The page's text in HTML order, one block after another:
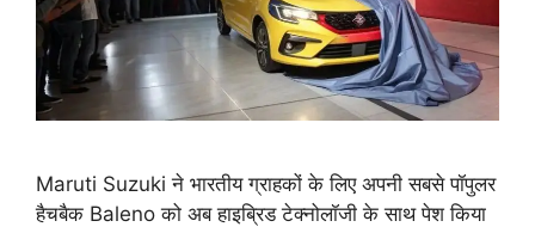
Maruti Suzuki ने भारतीय ग्राहकों के लिए अपनी सबसे पॉपुलर
हैचबैक Baleno को अब हाइब्रिड टेक्नोलॉजी के साथ पेश किया